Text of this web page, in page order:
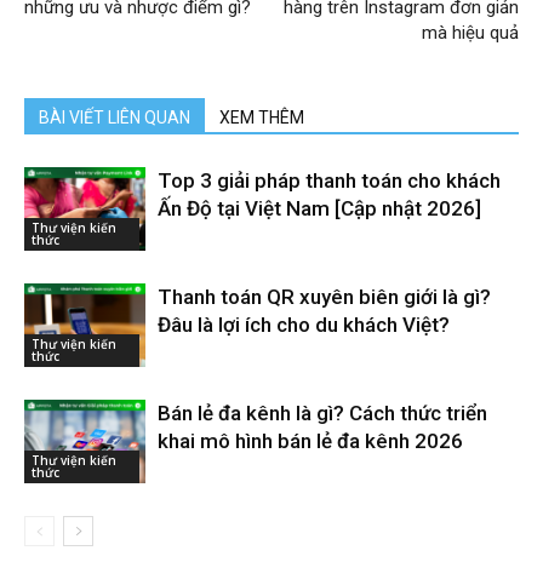
những ưu và nhược điểm gì?
hàng trên Instagram đơn giản
mà hiệu quả
BÀI VIẾT LIÊN QUAN XEM THÊM
Thư viện kiến
thức
Top 3 giải pháp thanh toán cho khách
Ấn Độ tại Việt Nam [Cập nhật 2026]
Thư viện kiến
thức
Thanh toán QR xuyên biên giới là gì?
Đâu là lợi ích cho du khách Việt?
Thư viện kiến
thức
Bán lẻ đa kênh là gì? Cách thức triển
khai mô hình bán lẻ đa kênh 2026